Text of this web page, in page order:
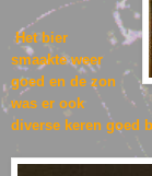
Het bier
smaakte weer
goed en de zon
was er ook
diverse keren goed